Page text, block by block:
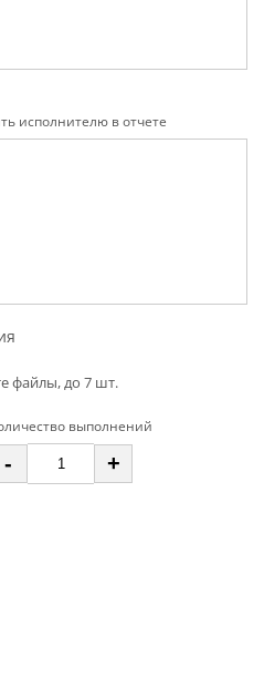
исполнителю в отчете
файлы, до 7 шт.
выполнений
- +